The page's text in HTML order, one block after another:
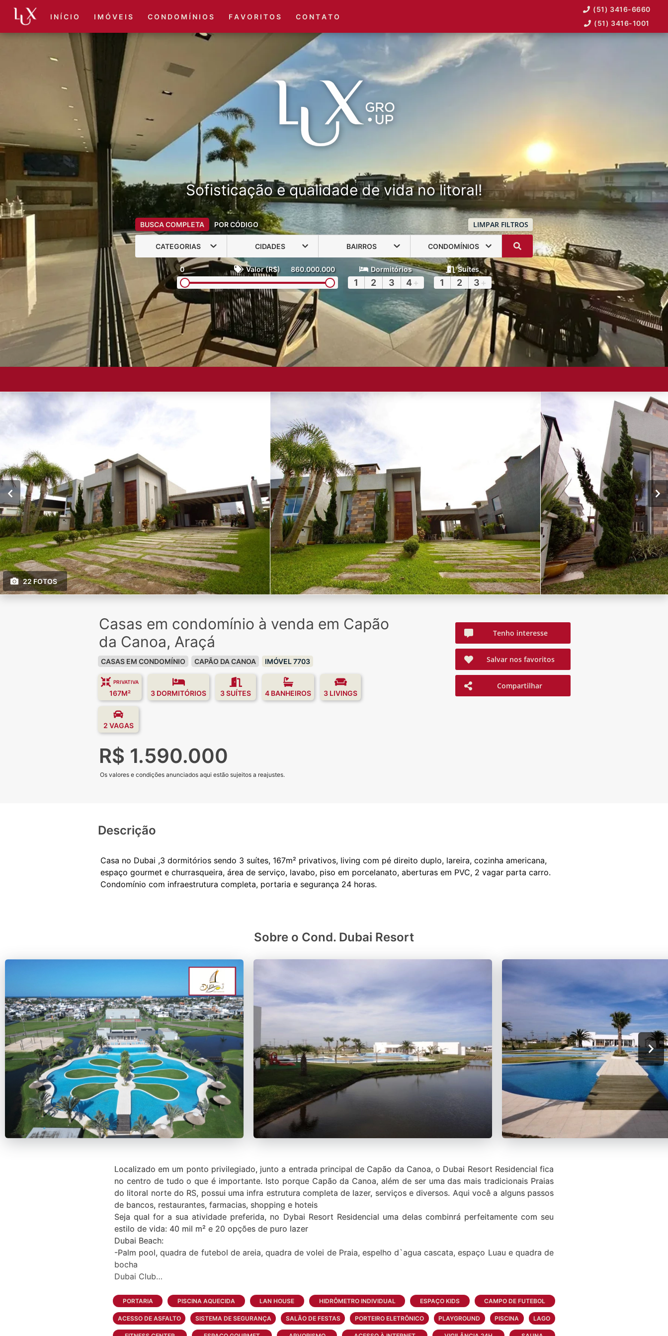
(51) 3416-6660
I N Í C I O I M Ó V E I S C O N D O M Í N I O S F A V O R I T O S C O N T A T O
(51) 3416-6660
(51) 3416-1001
Sofisticação e qualidade de vida no litoral!
BUSCA COMPLETA POR CÓDIGO LIMPAR FILTROS
CATEGORIAS CIDADES BAIRROS CONDOMÍNIOS
0 Valor (R$) 860.000.000 Dormitórios
1 2 3 4 +
Suítes
1 2 3 +
22 FOTOS
Casas em condomínio à venda em Capão
da Canoa, Araçá
CASAS EM CONDOMÍNIO CAPÃO DA CANOA IMÓVEL 7703
PRIVATIVA
167M² 3 DORMITÓRIOS 3 SUÍTES 4 BANHEIROS 3 LIVINGS
2 VAGAS
R$ 1.590.000
Os valores e condições anunciados aqui estão sujeitos a reajustes.
Tenho interesse
Salvar nos favoritos
Compartilhar
Descrição
Casa no Dubai ,3 dormitórios sendo 3 suítes, 167m² privativos, living com pé direito duplo, lareira, cozinha americana,
espaço gourmet e churrasqueira, área de serviço, lavabo, piso em porcelanato, aberturas em PVC, 2 vagar parta carro.
Sobre o Cond. Dubai Resort
Localizado em um ponto privilegiado, junto a entrada principal de Capão da Canoa, o Dubai Resort Residencial fica
no centro de tudo o que é importante. Isto porque Capão da Canoa, além de ser uma das mais tradicionais Praias
do litoral norte do RS, possui uma infra estrutura completa de lazer, serviços e diversos. Aqui você a alguns passos
de bancos, restaurantes, farmacias, shopping e hoteis
Seja qual for a sua atividade preferida, no Dybai Resort Residencial uma delas combinrá perfeitamente com seu
estilo de vida: 40 mil m² e 20 opções de puro lazer
Dubai Beach:
-Palm pool, quadra de futebol de areia, quadra de volei de Praia, espelho d`agua cascata, espaço Luau e quadra de
bocha
Dubai Club
gourmet, deck molhado e loja de conveniência.
Dubai Esportes
-Piscina aquecida com raia e fundo infinito, fitness, ginastica ao ar livre, quadra de futebol 5, quadra de futebol 7
PORTARIA PISCINA AQUECIDA LAN HOUSE HIDRÔMETRO INDIVIDUAL ESPAÇO KIDS CAMPO DE FUTEBOL
ACESSO DE ASFALTO SISTEMA DE SEGURANÇA SALÃO DE FESTAS PORTEIRO ELETRÔNICO PLAYGROUND PISCINA LAGO